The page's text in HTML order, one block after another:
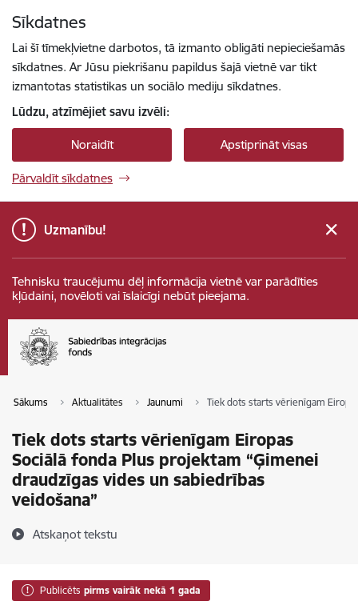
Sīkdatnes
Lai šī tīmekļvietne darbotos, tā izmanto obligāti nepieciešamās
sīkdatnes. Ar Jūsu piekrišanu papildus šajā vietnē var tikt
izmantotas statistikas un sociālo mediju sīkdatnes.
Lūdzu, atzīmējiet savu izvēli:
Noraidīt Apstiprināt visas
Pārvaldīt sīkdatnes
Uzmanību!
Tehnisku traucējumu dēļ informācija vietnē var parādīties
kļūdaini, novēloti vai īslaicīgi nebūt pieejama.
Sākums Aktualitātes Jaunumi Tiek dots starts vērienīgam
Tiek dots starts vērienīgam Eiropas
Sociālā fonda Plus projektam “Ģimenei
draudzīgas vides un sabiedrības
veidošana”
Atskaņot tekstu
Publicēts pirms vairāk nekā 1 gada